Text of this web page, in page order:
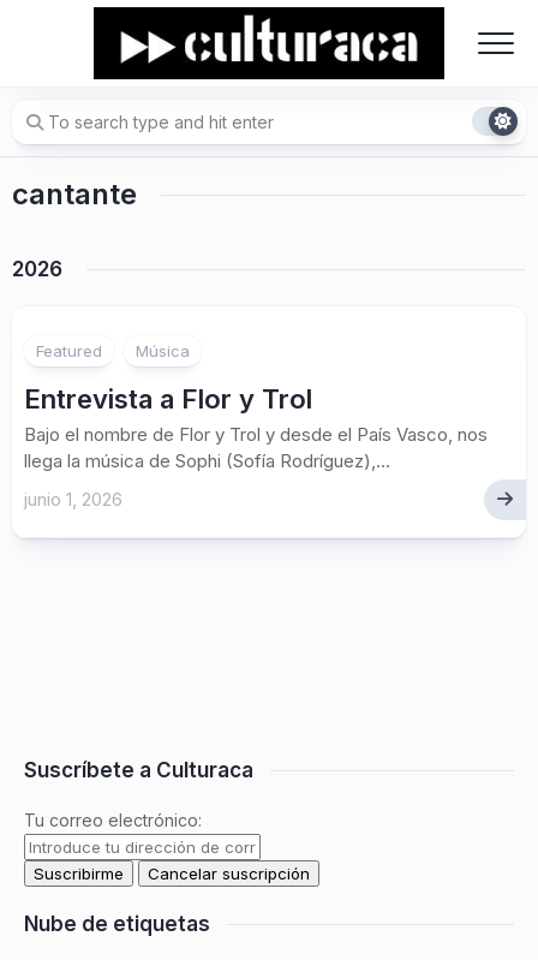
cantante
2026
Featured Música
Entrevista a Flor y Trol
Bajo el nombre de Flor y Trol y desde el País Vasco, nos
llega la música de Sophi (Sofía Rodríguez),...
junio 1, 2026
Suscríbete a Culturaca
Tu correo electrónico:
Nube de etiquetas